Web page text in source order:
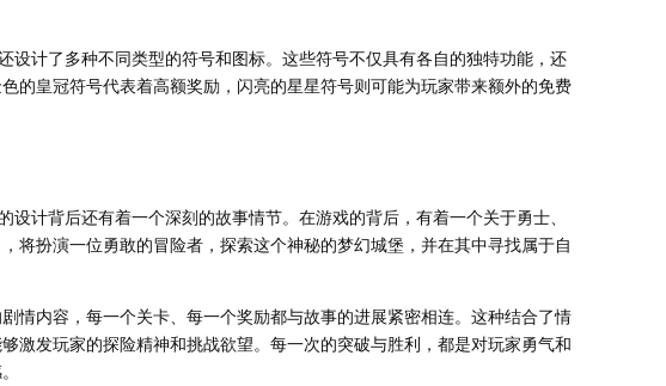
设计了多种不同类型的符号和图标。这些符号不仅具有各自的独特功能，还
的皇冠符号代表着高额奖励，闪亮的星星符号则可能为玩家带来额外的免费
设计背后还有着一个深刻的故事情节。在游戏的背后，有着一个关于勇士、
将扮演一位勇敢的冒险者，探索这个神秘的梦幻城堡，并在其中寻找属于自
情内容，每一个关卡、每一个奖励都与故事的进展紧密相连。这种结合了情
激发玩家的探险精神和挑战欲望。每一次的突破与胜利，都是对玩家勇气和